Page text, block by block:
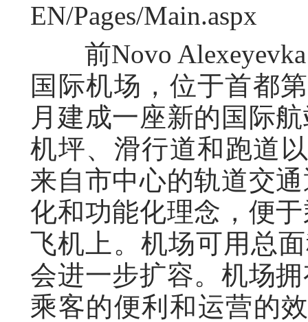
EN/Pages/Main.aspx
前Novo Alexeyevka
国际机场，位于首都
月建成一座新的国际
机坪、滑行道和跑道
来自市中心的轨道交
化和功能化理念，便
飞机上。机场可用总
会进一步扩容。机场
乘客的便利和运营的